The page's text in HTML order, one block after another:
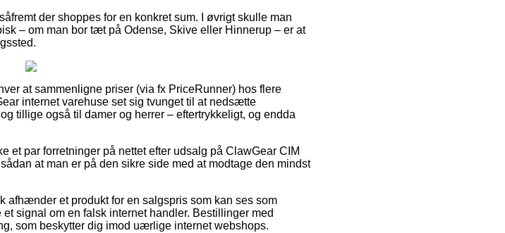
der shoppes for en konkret sum. I øvrigt skulle man
– om man bor tæt på Odense, Skive eller Hinnerup – er at
at sammenligne priser (via fx PriceRunner) hos flere
internet varehuse set sig tvunget til at nedsætte
tillige også til damer og herrer – eftertrykkeligt, og endda
et par forretninger på nettet efter udsalg på ClawGear CIM
at man er på den sikre side med at modtage den mindst
afhænder et produkt for en salgspris som kan ses som
signal om en falsk internet handler. Bestillinger med
som beskytter dig imod uærlige internet webshops.